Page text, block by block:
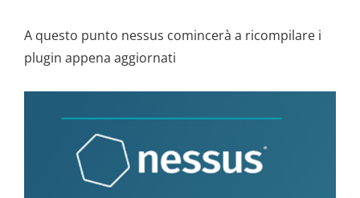
A questo punto nessus comincerà a ricompilare i
plugin appena aggiornati